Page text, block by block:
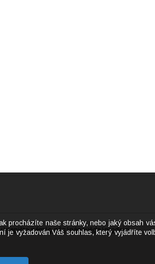
| napište nám |o nás |nápověda|prodejci
procházíte naše stránky, nebo jaký obsah
vyžadován Váš souhlas, který vyjádříte